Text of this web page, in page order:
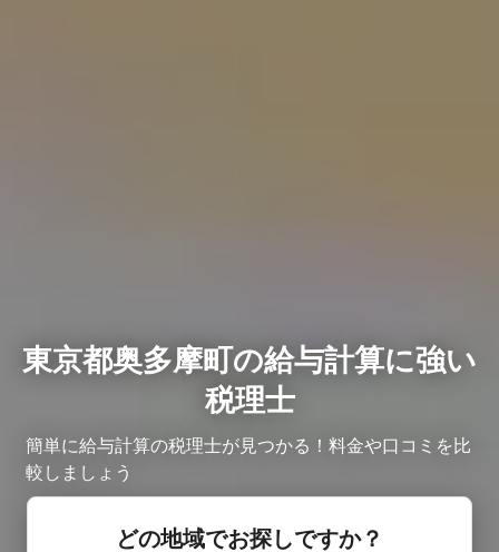
東京都奥多摩町の給与計算に強い
税理士
簡単に給与計算の税理士が見つかる！料金や口コミを比
較しましょう ​
どの地域でお探しですか？